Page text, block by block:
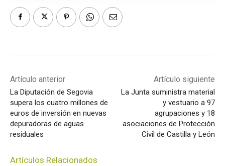
Artículo anterior
La Diputación de Segovia
supera los cuatro millones de
euros de inversión en nuevas
depuradoras de aguas
residuales
Artículo siguiente
La Junta suministra material
y vestuario a 97
agrupaciones y 18
asociaciones de Protección
Civil de Castilla y León
Artículos Relacionados